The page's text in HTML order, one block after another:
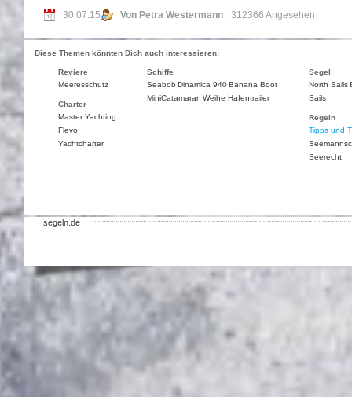
30.07.15 Von Petra Westermann 312366 Angesehen
Diese Themen könnten Dich auch interessieren:
Reviere
Meeresschutz
Charter
Master Yachting
Flevo
Yachtcharter
Schiffe
Seabob Dinamica 940Banana Boot
MiniCatamaran Weihe Hafentrailer
Segel
North Sails
Sails
Regeln
Tipps und
Seerecht
segeln.de